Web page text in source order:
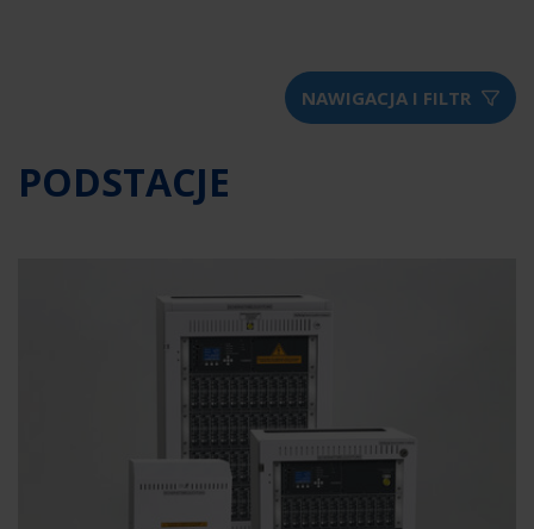
NAWIGACJA I FILTR
PODSTACJE